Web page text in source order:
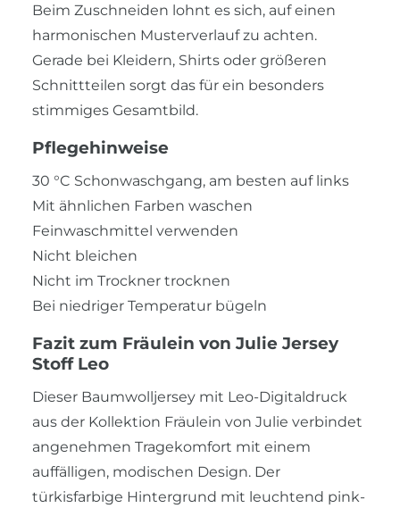
Beim Zuschneiden lohnt es sich, auf einen
harmonischen Musterverlauf zu achten.
Gerade bei Kleidern, Shirts oder größeren
Schnittteilen sorgt das für ein besonders
stimmiges Gesamtbild.
Pflegehinweise
30 °C Schonwaschgang, am besten auf links
Mit ähnlichen Farben waschen
Feinwaschmittel verwenden
Nicht bleichen
Nicht im Trockner trocknen
Bei niedriger Temperatur bügeln
Fazit zum Fräulein von Julie Jersey
Stoff Leo
Dieser Baumwolljersey mit Leo-Digitaldruck
aus der Kollektion Fräulein von Julie verbindet
angenehmen Tragekomfort mit einem
auffälligen, modischen Design. Der
türkisfarbige Hintergrund mit leuchtend pink-